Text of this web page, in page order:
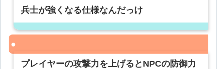
兵士が強くなる仕様なんだっけ
プレイヤーの攻撃力を上げるとNPCの防御力